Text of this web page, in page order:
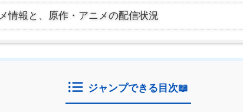
情報と、原作・アニメの配信状況
ジャンプできる目次📖